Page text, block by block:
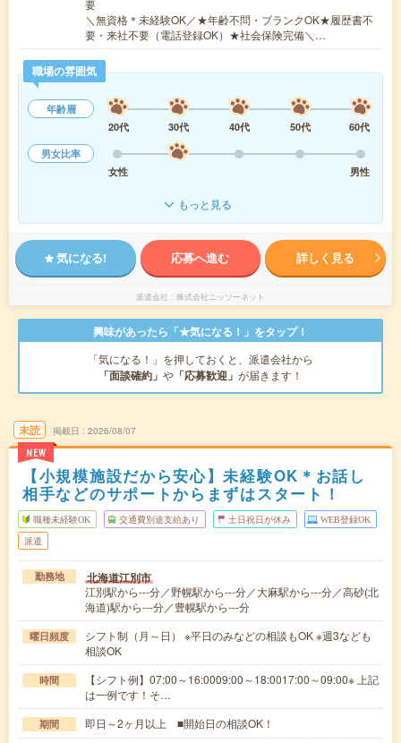
要
＼無資格＊未経験OK／★年齢不問・ブランクOK★履歴書不
要・来社不要（電話登録OK）★社会保険完備＼…
職場の雰囲気
年齢層
20代
30代 40代 50代
60代
男女比率
女性
男性
もっと見る
気になる! 応募へ進む 詳しく見る
派遣会社 株式会社ニッソーネット
興味があったら「★気になる！」をタップ！
「気になる！」を押しておくと、派遣会社から
「面談確約」 や 「応募歓迎」 が届きます！
未読
NEW
掲載日 2026/08/07
【小規模施設だから安心】未経験OK＊お話し
相手などのサポートからまずはスタート！
職種未経験OK 交通費別途支給あり 土日祝日が休み WEB登録OK
派遣
勤務地 北海道江別市
江別駅から---分／野幌駅から---分／大麻駅から---分／高砂(北
海道)駅から---分／豊幌駅から---分
曜日頻度
シフト制（月～日） ※平日のみなどの相談もOK ※週3なども
相談OK
時間
【シフト例】07:00～16:0009:00～18:0017:00～09:00※ 上記
は一例です！そ…
期間 即日～2ヶ月以上 ■開始日の相談OK！